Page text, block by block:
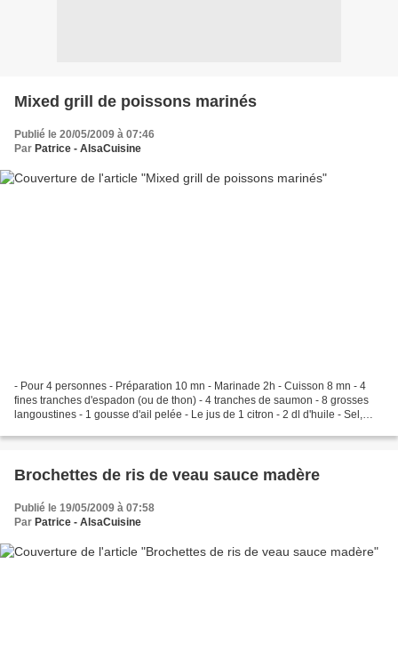
Mixed grill de poissons marinés
Publié le 20/05/2009 à 07:46
Par Patrice - AlsaCuisine
- Pour 4 personnes - Préparation 10 mn - Marinade 2h - Cuisson 8 mn - 4
fines tranches d'espadon (ou de thon) - 4 tranches de saumon - 8 grosses
langoustines - 1 gousse d'ail pelée - Le jus de 1 citron - 2 dl d'huile - Sel,
Brochettes de ris de veau sauce madère
Publié le 19/05/2009 à 07:58
Par Patrice - AlsaCuisine